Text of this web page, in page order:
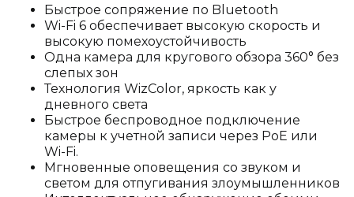
Быстрое сопряжение по Bluetooth
Wi-Fi 6 обеспечивает высокую скорость и
высокую помехоустойчивость
Одна камера для кругового обзора 360° без
слепых зон
Технология WizColor, яркость как у
дневного света
Быстрое беспроводное подключение
камеры к учетной записи через PoE или
Wi-Fi.
Мгновенные оповещения со звуком и
светом для отпугивания злоумышленников